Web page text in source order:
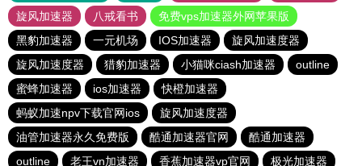
旋风加速器
八戒看书
免费vps加速器外网苹果版
黑豹加速器
一元机场 IOS加速器
旋风加速度器
旋风加速度器
猎豹加速器 小猫咪ciash加速器
outline
蜜蜂加速器
ios加速器
快橙加速器
蚂蚁加速npv下载官网ios
旋风加速度器
油管加速器永久免费版
酷通加速器官网
酷通加速器
outline
老王vn加速器 香蕉加速器vp官网 极光加速器